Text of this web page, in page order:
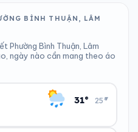
BÌNH THUẬN, LÂM
Phường Bình Thuận, Lâm
ngày nào cần mang theo áo
31° 25°
▾